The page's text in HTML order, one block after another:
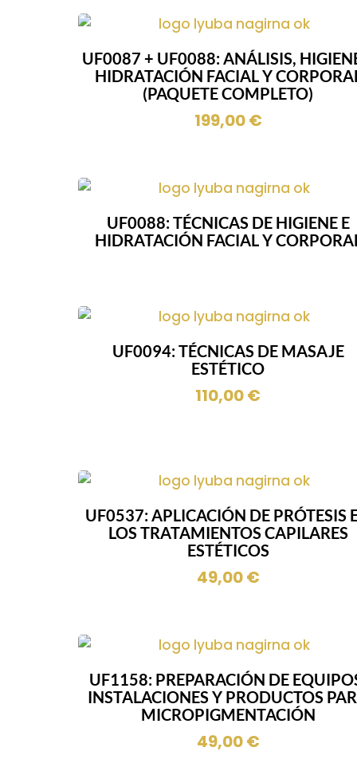
UF0087 + UF0088: ANÁLISIS,
HIDRATACIÓN FACIAL Y
(PAQUETE COMPLETO)
199,00€
UF0088: TÉCNICAS DE HIGIENE E
HIDRATACIÓN FACIAL Y
UF0094: TÉCNICAS DE MASAJE
ESTÉTICO
110,00€
UF0537: APLICACIÓN DE PRÓTESIS
LOS TRATAMIENTOS CAPILARES
ESTÉTICOS
49,00€
UF1158: PREPARACIÓN DE
INSTALACIONES Y PRODUCTOS
MICROPIGMENTACIÓN
49,00€